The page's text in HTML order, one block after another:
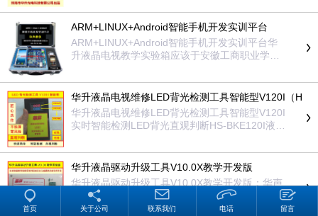
0DV02-UD25、S750DJ3-D02、S750DK1-K0
2、ST7461D01-6、ST7461D01-1、ST7461D0
2-6、SG7461D02-2、ST7461D01-5、ST7461D
02-2、CC700PV3D、LTI750FJ01、LSC750FF
02-W、T750QVN01.0、T750QVF01.0、T750Q
QVN02.0、KB750DU20-L01、G750ENT-N20、
CV700U1-T01、LTA750HQ01、LTA750FJ01、
LTA750FF01、LSF750FJ01-K、LQ695D1VG0
1、LQ695D1VG03、LQ695D1VG04、LQ695R
90EQF-FGF1、LC790CQD-FGF1、LC790EQK
-FGF1、V820DJ1-Q01、LSC780FF01-W、LC8
40EQD-SEM1、LD840EQD-SEM2、LC840EQ
D-SEF1、LD840EQD-SEM1、LC840EQD-SGF
1、LC840EQD-SEM3、LC840EQD-SEM4、LC
C、互视达、AOC、智美科、卡迪富、创显、大
恒......（大尺寸液晶电视机维修品牌：索尼SON
Y、夏普SHARP、小米、乐视、三星、海信、长
虹、创维、东芝、LG、飞利浦、AOC、康佳、H
液晶电视智能测屏仪
仪价格液晶电视测屏仪什么牌子的好用华声®液
晶电视智能测屏仪5C​
ARM+LINUX+Android智能手机开发实训平台
ARM+LINUX+Android智能手机开发实训平台华
升液晶电视教学实验箱应该于安徽工商职业学
工学校（珠海市技师学院）,安徽科技学院电气与
电子工程学院，大连民族大学物理与材料工程学
院、天津职业技术师范大学，四川工商学院，北
京信息职业技术学院，生产线珠海城市职业技术
学院
华升液晶电视维修LED背光检测工具智能型V120I（H
S-BKE120I）
华升液晶电视维修LED背光检测工具智能型V120I
实时智能检测LED背光直观判断HS-BKE120I液晶
华升液晶驱动升级工具V10.0X教学开发版
华升液晶驱动升级工具V10.0X教学开发版：华声
职教装备系列产品型号HS-DUV10.0X实时智能液
晶电视机驱动数据比对高速读写，实现教学项目
首页 关于公司 联系我们 电话 留言